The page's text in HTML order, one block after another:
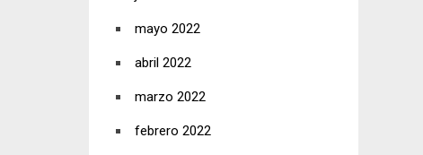
mayo 2022
abril 2022
marzo 2022
febrero 2022